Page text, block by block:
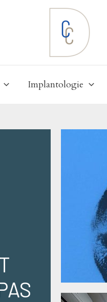
Implantologie